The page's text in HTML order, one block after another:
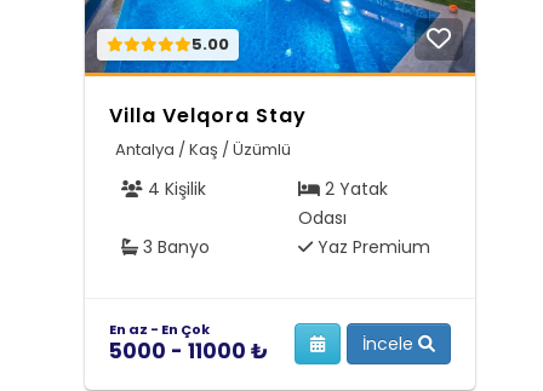
5.00
Villa Velqora Stay
Antalya / Kaş / Üzümlü
4 Kişilik
2 Yatak
Odası
3 Banyo
Yaz Premium
En az - En Çok
5000 - 11000 ₺ İncele